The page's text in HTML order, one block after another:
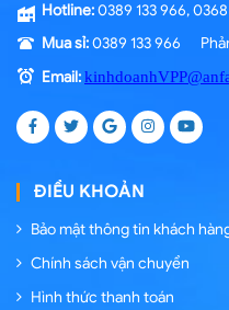
Hotline:0389 133 966,
Mua sỉ:0389 133 966
Email:
ĐIỀU KHOẢN
Bảo mật thông tin khách
Chính sách vận chuyển
Hình thức thanh toán